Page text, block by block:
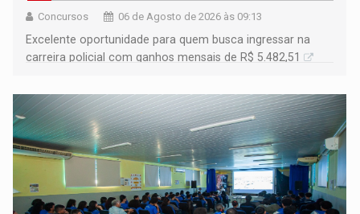
Concursos 06 de Agosto de 2026 às 09:13
Excelente oportunidade para quem busca ingressar na
carreira policial com ganhos mensais de R$ 5.482,51